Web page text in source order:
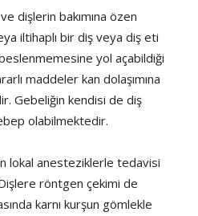
dişlerin bakımına özen
iltihaplı bir diş veya diş eti
yol açabildiği
maddeler kan dolaşımına
Gebeliğin kendisi de diş
olabilmektedir.
lokal anesteziklerle tedavisi
röntgen çekimi de
karnı kurşun gömlekle